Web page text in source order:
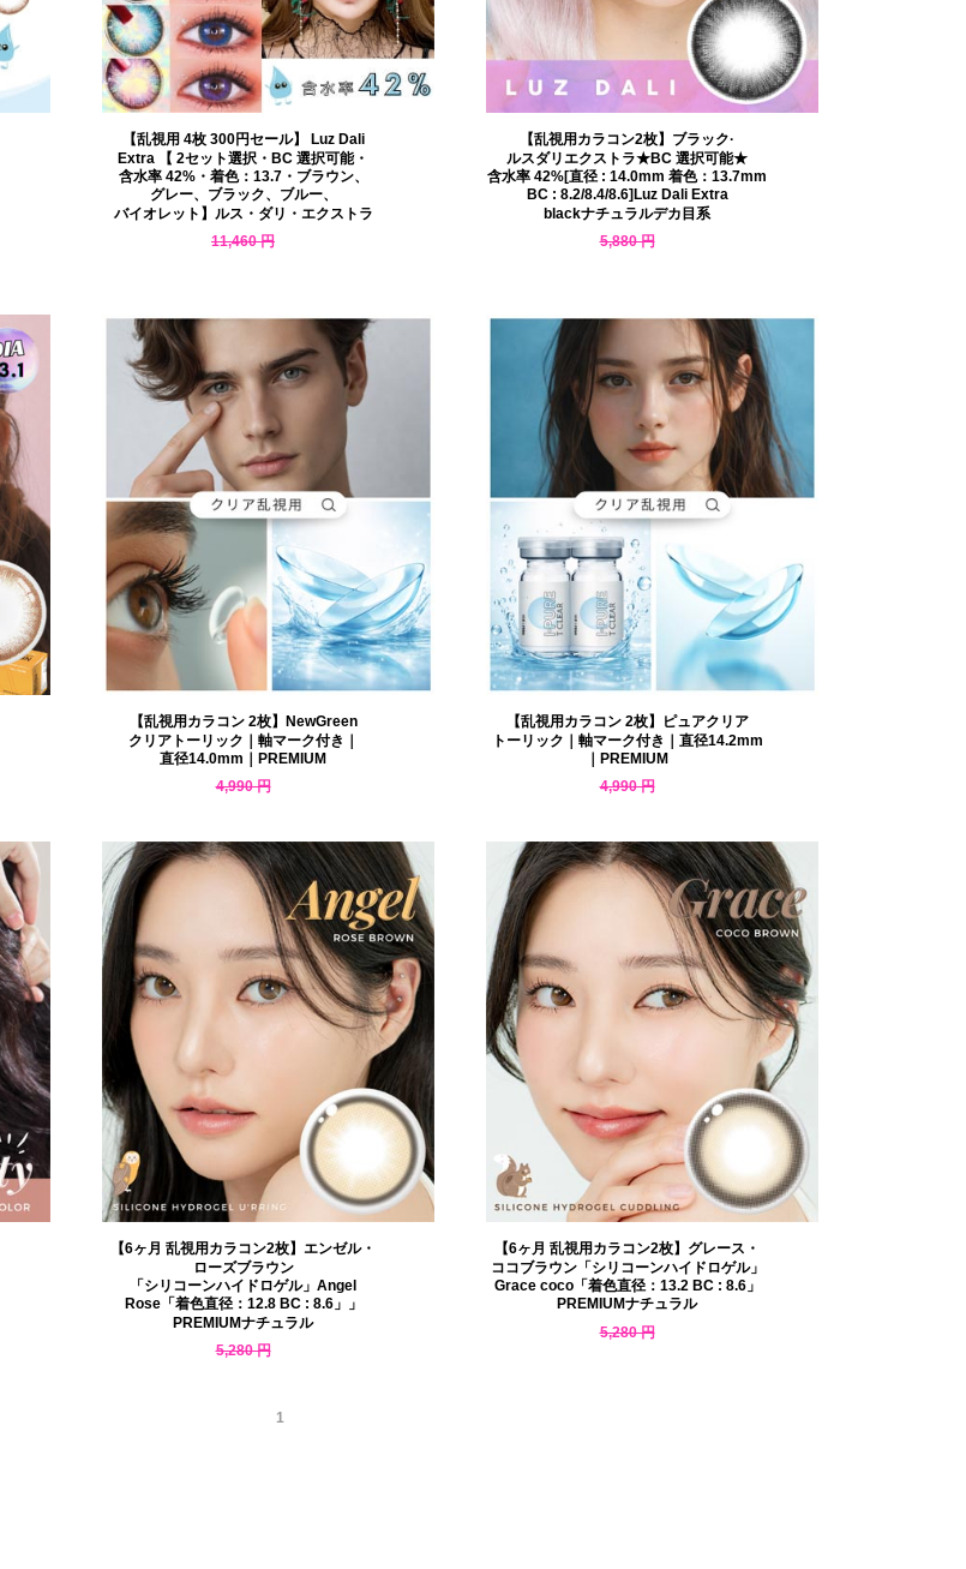
【乱視用 4枚 300円セール】 Luz Dali
Extra 【 2セット選択・BC 選択可能・
含水率 42%・着色：13.7・ブラウン、
グレー、ブラック、ブルー、
バイオレット】ルス・ダリ・エクストラ
11,460 円
【乱視用カラコン2枚】ブラック·
ルスダリエクストラ★BC 選択可能★
含水率 42%[直径 : 14.0mm 着色：13.7mm
BC : 8.2/8.4/8.6]Luz Dali Extra
blackナチュラルデカ目系
5,880 円
【乱視用カラコン 2枚】NewGreen
クリアトーリック｜軸マーク付き｜
直径14.0mm｜PREMIUM
4,990 円
【乱視用カラコン 2枚】ピュアクリア
トーリック｜軸マーク付き｜直径14.2mm
｜PREMIUM
4,990 円
【6ヶ月 乱視用カラコン2枚】エンゼル・
ローズブラウン
「シリコーンハイドロゲル」Angel
Rose「着色直径：12.8 BC : 8.6」」
PREMIUMナチュラル
5,280 円
【6ヶ月 乱視用カラコン2枚】グレース・
ココブラウン「シリコーンハイドロゲル」
Grace coco「着色直径：13.2 BC : 8.6」
PREMIUMナチュラル
5,280 円
1